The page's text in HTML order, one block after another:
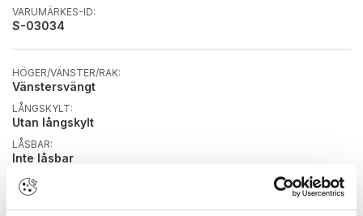
VARUMÄRKES-ID:
S-03034
HÖGER/VÄNSTER/RAK:
Vänstersvängt
LÅNGSKYLT:
Utan långskylt
LÅSBAR:
Inte låsbar
SPRINTDIMENSION:
8 mm